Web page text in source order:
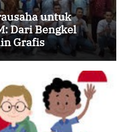
untuk
Dari Bengkel
Grafis